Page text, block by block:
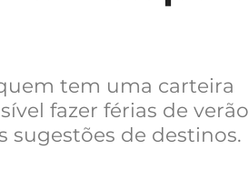
tem uma carteira
fazer férias de verão
sugestões de destinos.